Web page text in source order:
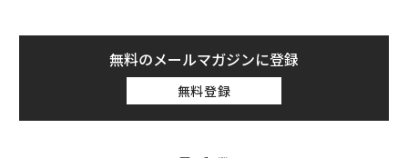
ク4台、3トントラック10台、電動三輪車3台、電動バイ
ク10台のEVを導入し、東京新木場のDHL東京ディストリ
ビューションセンターに再生可能エネルギー設備を導入
するなどの取り組みを行っている。
無料のメールマガジンに登録
無料登録